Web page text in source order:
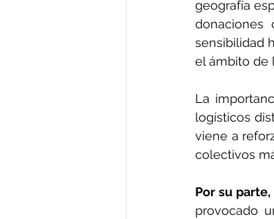
geografía
donaciones
sensibilidad
el ámbito de
La
logísticos
viene a
colectivos
Por su
provocado